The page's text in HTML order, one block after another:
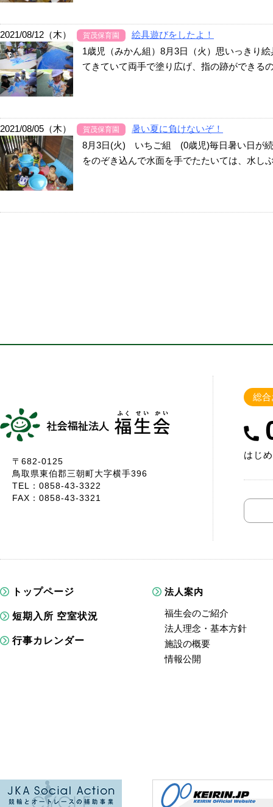
2021/08/12（木） 賀茂保育園
絵具遊びをしたよ！
1歳児（みかん組）8月3日（火）思いっきり
てきていて両手で塗り広げ、指の跡ができる
2021/08/05（木） 賀茂保育園
暑い夏に負けないぞ！
8月3日(火) いちご組 (0歳児)毎日暑い日が続
をのぞき込んで水面を手でたたいては、水し
〒682-0125
鳥取県東伯郡三朝町大字横手396
TEL：0858-43-3322
FAX：0858-43-3321
総
はじ
トップページ
短期入所 空室状況
行事カレンダー
法人案内
福生会のご紹介
法人理念・基本方針
施設の概要
情報公開